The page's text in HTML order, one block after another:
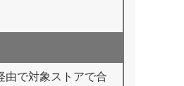
由で対象ストアで合